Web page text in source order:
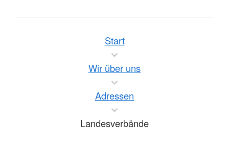
Start
Wir über uns
Adressen
Landesverbände